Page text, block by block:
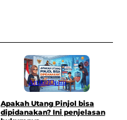
ArtikelOpini
Apakah Utang Pinjol bisa
dipidanakan? Ini penjelasan